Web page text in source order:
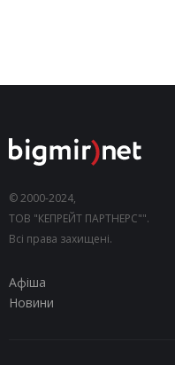
© 2000-2024,
ТОВ "КЕПРЕЙТ ПАРТНЕРС"".
Всі права захищені.
Афіша
Новини